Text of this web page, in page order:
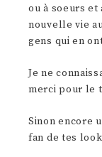
ou à soeurs et
nouvelle vie
gens qui en
Je ne
merci pour le
Sinon encore
fan de tes